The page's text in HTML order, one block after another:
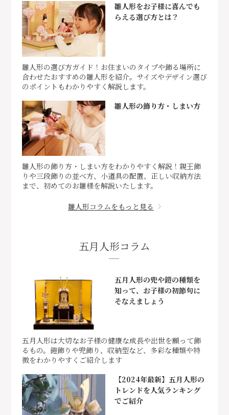
雛人形をお子様に喜んでも
らえる選び方とは？
雛人形の選び方ガイド！お住まいのタイプや飾る場所に
合わせたおすすめの雛人形を紹介。サイズやデザイン選び
のポイントもわかりやすく解説します。
雛人形の飾り方・しまい方
雛人形の飾り方・しまい方をわかりやすく解説！親王飾
りや三段飾りの並べ方、小道具の配置、正しい収納方法
まで、初めてのお雛様を解説いたします。
雛人形コラムをもっと見る
五月人形コラム
五月人形の兜や鎧の種類を
知って、お子様の初節句に
そなえましょう
五月人形は大切なお子様の健康な成長や出世を願って飾
るもの。鎧飾りや兜飾り、収納型など、多彩な種類や特
徴をわかりやすくご紹介します
【2024年最新】五月人形の
トレンドを人気ランキング
でご紹介